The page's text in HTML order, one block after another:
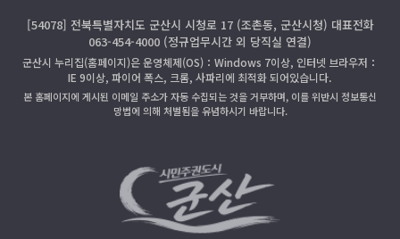
[54078] 전북특별자치도 군산시 시청로 17 (조촌동, 군산시청) 대표전화
063-454-4000 (정규업무시간 외 당직실 연결)
군산시 누리집(홈페이지)은 운영체제(OS)：Windows 7이상, 인터넷 브라우저：
IE 9이상, 파이어 폭스, 크롬, 사파리에 최적화 되어있습니다.
본 홈페이지에 게시된 이메일 주소가 자동 수집되는 것을 거부하며, 이를 위반시 정보통신
망법에 의해 처벌됨을 유념하시기 바랍니다.